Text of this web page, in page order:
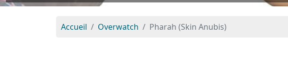
Accueil Overwatch Pharah (Skin Anubis)